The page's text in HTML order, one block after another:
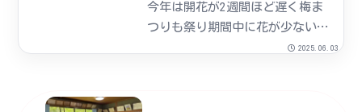
今年は開花が2週間ほど遅く梅ま
つりも祭り期間中に花が少ない状
況で多方面から聞こえる溜息に申
2025.06.03